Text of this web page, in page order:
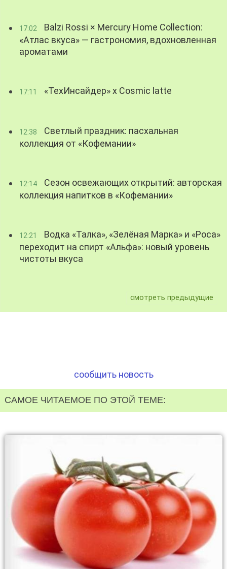
17:02
Balzi Rossi × Mercury Home Collection:
«Атлас вкуса» — гастрономия, вдохновленная
ароматами
17:11 «ТехИнсайдер» х Cosmic latte
12:38
Светлый праздник: пасхальная
коллекция от «Кофемании»
12:14
Сезон освежающих открытий: авторская
коллекция напитков в «Кофемании»
12:21
Водка «Талка», «Зелёная Марка» и «Роса»
переходит на спирт «Альфа»: новый уровень
чистоты вкуса
смотреть предыдущие
сообщить новость
САМОЕ ЧИТАЕМОЕ ПО ЭТОЙ ТЕМЕ: